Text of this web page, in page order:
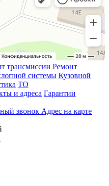
трансмиссии Ремонт
системы Кузовной
ТО
и адреса Гарантии
звонок Адрес на карте